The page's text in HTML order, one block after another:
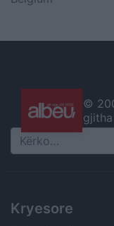
©
Search
Kryesore